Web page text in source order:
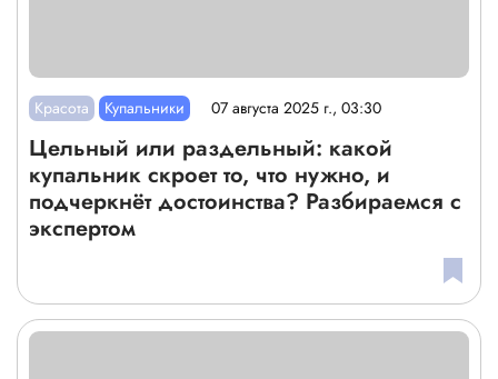
Красота Купальники 07 августа 2025 г., 03:30
Цельный или раздельный: какой
купальник скроет то, что нужно, и
подчеркнёт достоинства? Разбираемся с
экспертом